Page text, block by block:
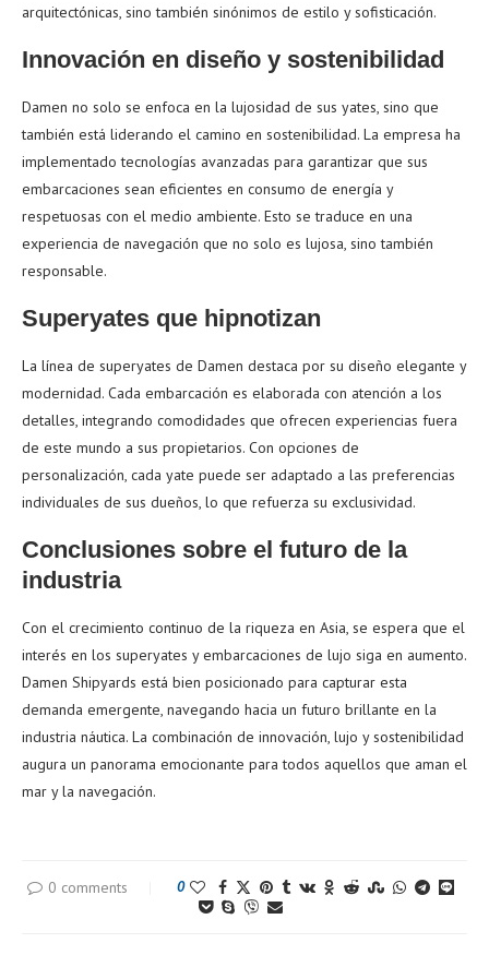
arquitectónicas, sino también sinónimos de estilo y sofisticación.
Innovación en diseño y sostenibilidad
Damen no solo se enfoca en la lujosidad de sus yates, sino que
también está liderando el camino en sostenibilidad. La empresa ha
implementado tecnologías avanzadas para garantizar que sus
embarcaciones sean eficientes en consumo de energía y
respetuosas con el medio ambiente. Esto se traduce en una
experiencia de navegación que no solo es lujosa, sino también
responsable.
Superyates que hipnotizan
La línea de superyates de Damen destaca por su diseño elegante y
modernidad. Cada embarcación es elaborada con atención a los
detalles, integrando comodidades que ofrecen experiencias fuera
de este mundo a sus propietarios. Con opciones de
personalización, cada yate puede ser adaptado a las preferencias
individuales de sus dueños, lo que refuerza su exclusividad.
Conclusiones sobre el futuro de la
industria
Con el crecimiento continuo de la riqueza en Asia, se espera que el
interés en los superyates y embarcaciones de lujo siga en aumento.
Damen Shipyards está bien posicionado para capturar esta
demanda emergente, navegando hacia un futuro brillante en la
industria náutica. La combinación de innovación, lujo y sostenibilidad
augura un panorama emocionante para todos aquellos que aman el
mar y la navegación.
0 comments 0